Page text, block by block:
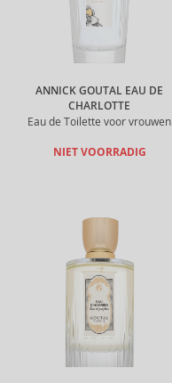
ANNICK GOUTAL EAU DE
CHARLOTTE
Eau de Toilette voor vrouwen
NIET VOORRADIG